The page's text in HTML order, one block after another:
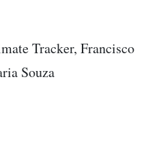
Tracker, Francisco
Souza